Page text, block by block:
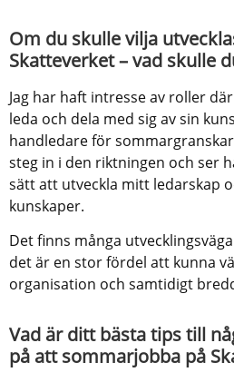
Om du skulle vilja
Skatteverket – vad skulle
Jag har haft intresse av roller
leda och dela med sig av sin
handledare för
steg in i den riktningen och ser
sätt att utveckla mitt ledarskap
kunskaper.
Det finns många
det är en stor fördel att kunna
organisation och samtidigt
Vad är ditt bästa tips till
på att sommarjobba på